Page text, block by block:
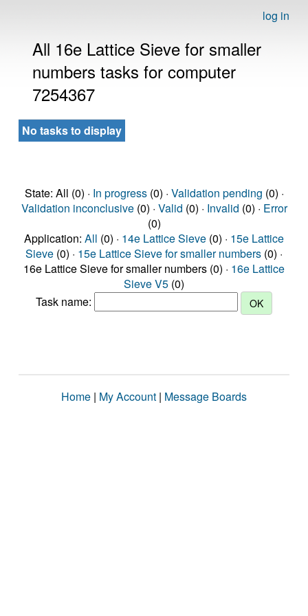
log in
All 16e Lattice Sieve for smaller
numbers tasks for computer
7254367
No tasks to display
State: All (0) · In progress(0) · Validation pending (0) ·
Validation inconclusive(0) · Valid (0) · Invalid (0) · Error
(0)
Application: All (0) · 14e Lattice Sieve (0) · 15e Lattice
Sieve (0) · 15e Lattice Sieve for smaller numbers (0) ·
16e Lattice Sieve for smaller numbers (0) · 16e Lattice
Sieve V5 (0)
Task name:
Home | My Account | Message Boards